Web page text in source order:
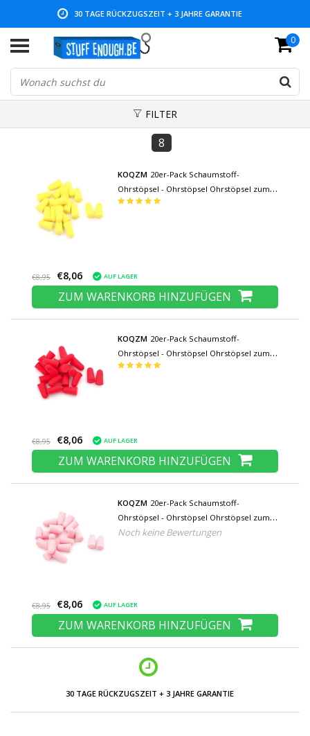
30 TAGE RÜCKZUGSZEIT + 3 JAHRE GARANTIE
NIEDRIGE PREISE UND GROSSE AUSWAHL 0
FILTER
8
KOQZM 20er-Pack Schaumstoff-
Ohrstöpsel - Ohrstöpsel Ohrstöpsel zum
Schlafen Reisen Schwimmen Schaumstoff
€8,95 €8,06 AUF LAGER
ZUM WARENKORB HINZUFÜGEN
KOQZM 20er-Pack Schaumstoff-
Ohrstöpsel - Ohrstöpsel Ohrstöpsel zum
Schlafen Reisen Schwimmen Schaumstoff
€8,95 €8,06 AUF LAGER
ZUM WARENKORB HINZUFÜGEN
KOQZM 20er-Pack Schaumstoff-
Ohrstöpsel - Ohrstöpsel Ohrstöpsel zum
Schlafen Reisen Schwimmen Schaumstoff
Noch keine Bewertungen
€8,95 €8,06 AUF LAGER
ZUM WARENKORB HINZUFÜGEN
30 TAGE RÜCKZUGSZEIT + 3 JAHRE GARANTIE